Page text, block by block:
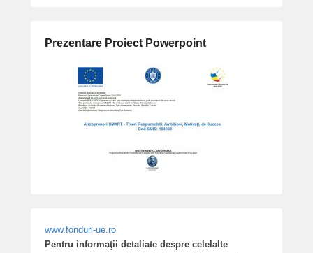
Prezentare Proiect Powerpoint
www.fonduri-ue.ro
Pentru informaţii detaliate despre celelalte